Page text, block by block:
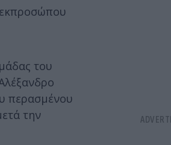
του
περασμένου
την